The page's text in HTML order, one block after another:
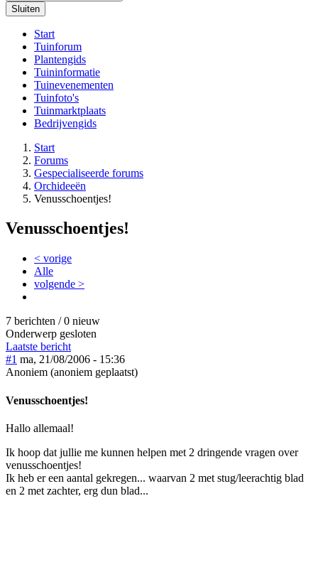
Sluiten
Start
Tuinforum
Plantengids
Tuininformatie
Tuinevenementen
Tuinfoto's
Tuinmarktplaats
Bedrijvengids
Start
Forums
Gespecialiseerde forums
Orchideeën
Venusschoentjes!
Venusschoentjes!
< vorige
Alle
volgende >
7 berichten / 0 nieuw
Onderwerp gesloten
Laatste bericht
#1 ma, 21/08/2006 - 15:36
Anoniem (anoniem geplaatst)
Venusschoentjes!
Hallo allemaal!
Ik hoop dat jullie me kunnen helpen met 2 dringende vragen over
venusschoentjes!
Ik heb er een aantal gekregen... waarvan 2 met stug/leerachtig blad
en 2 met zachter, erg dun blad...